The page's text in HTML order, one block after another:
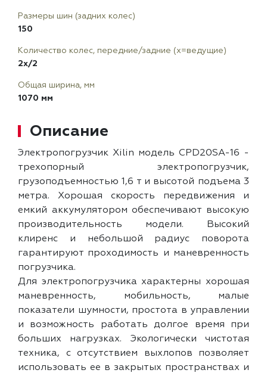
Размеры шин (задних колес)
150
Количество колес, передние/задние (x=ведущие)
2x/2
Общая ширина, мм
1070 мм
Описание
Электропогрузчик Xilin модель CPD20SA-16 -
трехопорный электропогрузчик,
грузоподъемностью 1,6 т и высотой подъема 3
метра. Хорошая скорость передвижения и
емкий аккумулятором обеспечивают высокую
производительность модели. Высокий
клиренс и небольшой радиус поворота
гарантируют проходимость и маневренность
погрузчика.
Для электропогрузчика характерны хорошая
маневренность, мобильность, малые
показатели шумности, простота в управлении
и возможность работать долгое время при
больших нагрузках. Экологически чистотая
техника, с отсутствием выхлопов позволяет
использовать ее в закрытых пространствах и